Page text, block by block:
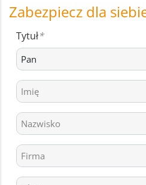
Zabezpiecz dla
Tytuł